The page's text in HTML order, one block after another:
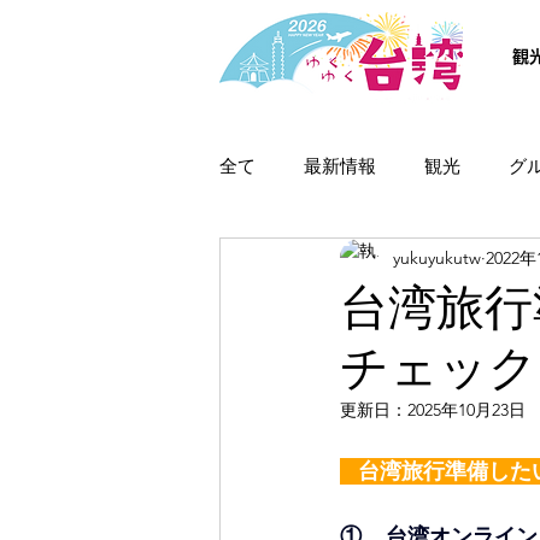
観
全て 最新情報 観光 グ
台湾旅
チェッ
yukuyukutw 2022
更新日： 2025年10月23日
台湾旅行準備し